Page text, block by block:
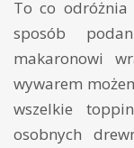
To co
sposób
makaronowi
wywarem
wszelkie
osobnych